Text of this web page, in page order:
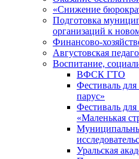
«Снижение
Подготовка
организаций к
Финансово-
Августовская
Воспитание,
ВФСК ГТО
Фестиваль
парус»
Фестиваль
«Маленькая
Уральская